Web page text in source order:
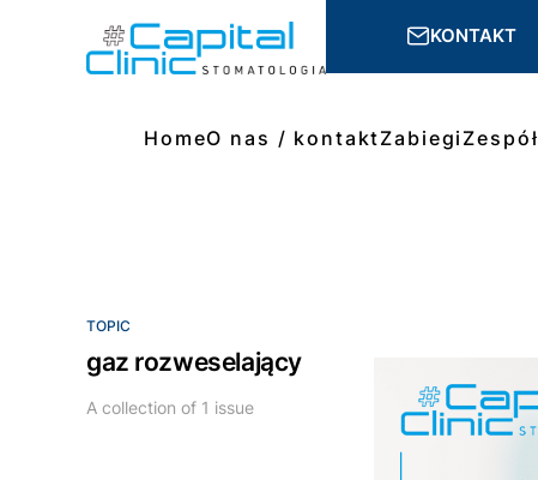
HomeO nas / kontaktZabiegi Zespół
KONTAKT
TOPIC
gaz rozweselający
A collection of 1 issue